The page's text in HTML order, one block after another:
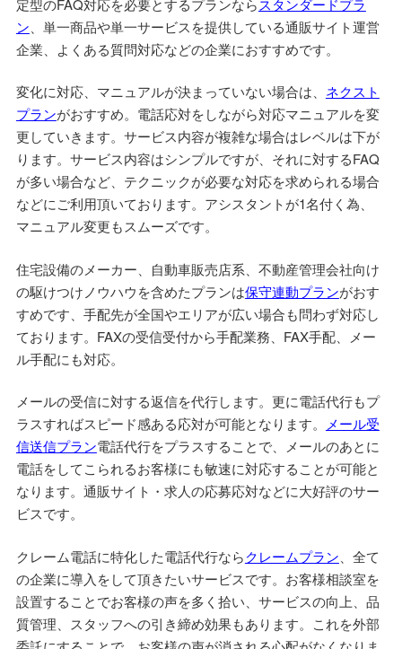
定型のFAQ対応を必要とするプランならスタンダードプラ
ン 、単一商品や単一サービスを提供している通販サイト運営
企業、よくある質問対応などの企業におすすめです。
変化に対応、マニュアルが決まっていない場合は、 ネクスト
プランがおすすめ。電話応対をしながら対応マニュアルを変
更していきます。サービス内容が複雑な場合はレベルは下が
ります。サービス内容はシンプルですが、それに対するFAQ
が多い場合など、テクニックが必要な対応を求められる場合
などにご利用頂いております。アシスタントが1名付く為、
マニュアル変更もスムーズです。
住宅設備のメーカー、自動車販売店系、不動産管理会社向け
の駆けつけノウハウを含めたプランは保守連動プランがおす
すめです、手配先が全国やエリアが広い場合も問わず対応し
ております。FAXの受信受付から手配業務、FAX手配、メー
ル手配にも対応。
メールの受信に対する返信を代行します。更に電話代行もプ
ラスすればスピード感ある応対が可能となります。 メール受
信送信プラン電話代行をプラスすることで、メールのあとに
電話をしてこられるお客様にも敏速に対応することが可能と
なります。通販サイト・求人の応募応対などに大好評のサー
ビスです。
クレーム電話に特化した電話代行ならクレームプラン 、全て
の企業に導入をして頂きたいサービスです。お客様相談室を
設置することでお客様の声を多く拾い、サービスの向上、品
質管理、スタッフへの引き締め効果もあります。これを外部